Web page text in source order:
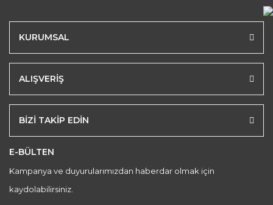
KURUMSAL
ALIŞVERİŞ
BİZİ TAKİP EDİN
E-BÜLTEN
Kampanya ve duyurularımızdan haberdar olmak için
kaydolabilirsiniz.